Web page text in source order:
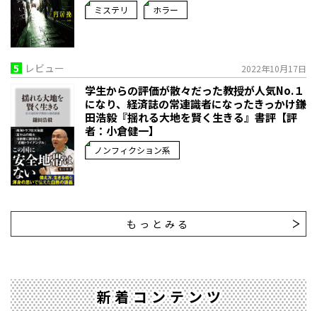
ミステリ ホラー
5 レビュー 2022年10月17日
学生からの評価が散々だった教授が人気No.１
になり、経済誌の常連識者になったきっかけ――鎌
田浩毅『揺れる大地を賢く生きる』書評【評
者：小倉健一】
ノンフィクション系
もっとみる
新着コンテンツ